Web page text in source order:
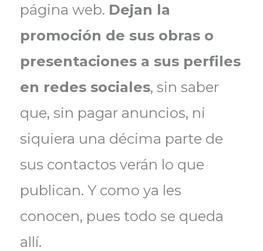
página web. Dejan la
promoción de sus obras o
presentaciones a sus perfiles
en redes sociales, sin saber
que, sin pagar anuncios, ni
siquiera una décima parte de
sus contactos verán lo que
publican. Y como ya les
conocen, pues todo se queda
allí.